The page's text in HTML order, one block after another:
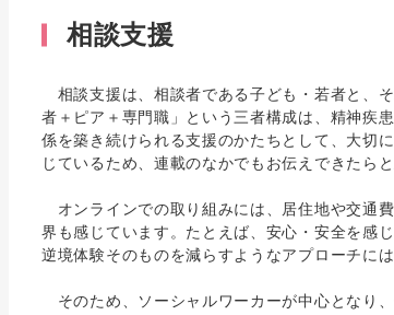
相談支援
相談支援は、相談者である子ども・若者と、
者＋ピア＋専門職」という三者構成は、精神疾
係を築き続けられる支援のかたちとして、大切
じているため、連載のなかでもお伝えできたらと
オンラインでの取り組みには、居住地や交通
界も感じています。たとえば、安心・安全を感
逆境体験そのものを減らすようなアプローチに
そのため、ソーシャルワーカーが中心となり